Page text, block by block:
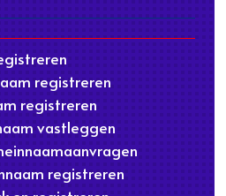
registreren
registreren
vastleggen
registreren